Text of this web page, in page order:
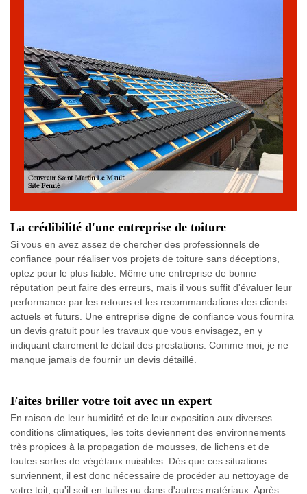
La crédibilité d'une entreprise de toiture
Si vous en avez assez de chercher des professionnels de
confiance pour réaliser vos projets de toiture sans déceptions,
optez pour le plus fiable. Même une entreprise de bonne
réputation peut faire des erreurs, mais il vous suffit d'évaluer leur
performance par les retours et les recommandations des clients
actuels et futurs. Une entreprise digne de confiance vous fournira
un devis gratuit pour les travaux que vous envisagez, en y
indiquant clairement le détail des prestations. Comme moi, je ne
manque jamais de fournir un devis détaillé.
Faites briller votre toit avec un expert
En raison de leur humidité et de leur exposition aux diverses
conditions climatiques, les toits deviennent des environnements
très propices à la propagation de mousses, de lichens et de
toutes sortes de végétaux nuisibles. Dès que ces situations
surviennent, il est donc nécessaire de procéder au nettoyage de
votre toit, qu'il soit en tuiles ou dans d'autres matériaux. Après